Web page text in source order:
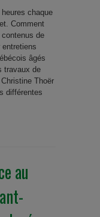
chaque
Comment
de
entretiens
âgés
travaux de
Thoër
différentes
au